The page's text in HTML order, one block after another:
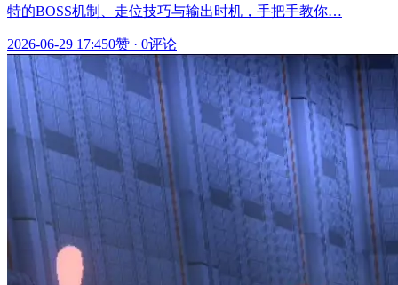
特的BOSS机制、走位技巧与输出时机，手把手教你…
2026-06-29 17:450赞 · 0评论